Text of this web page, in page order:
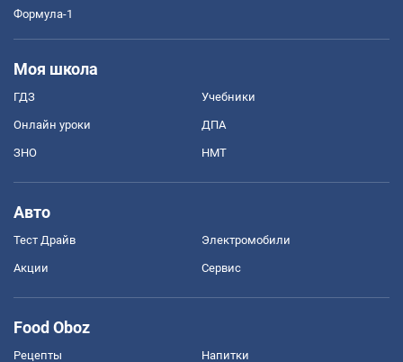
Формула-1
Моя школа
ГДЗ Учебники
Онлайн уроки ДПА
ЗНО НМТ
Авто
Тест Драйв Электромобили
Акции Сервис
Food Oboz
Рецепты Напитки